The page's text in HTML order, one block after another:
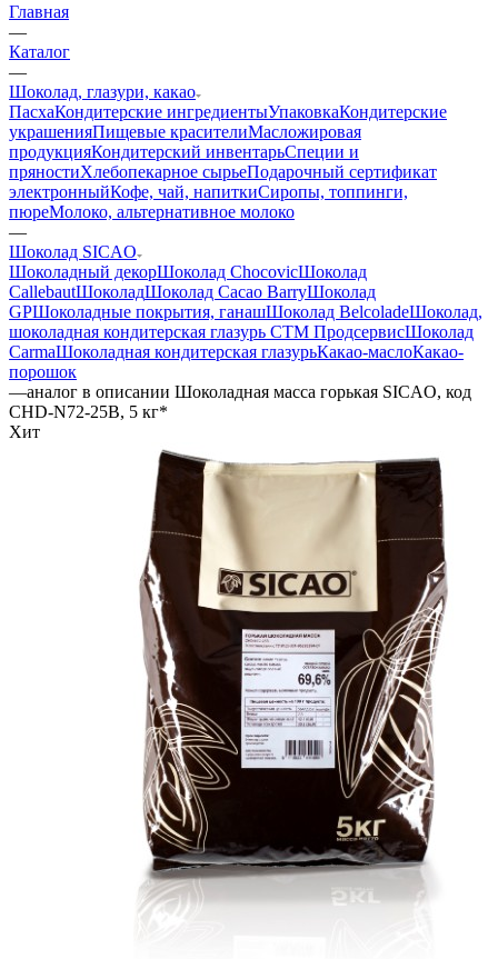
Главная
—
Каталог
—
Шоколад, глазури, какао
ПасхаКондитерские ингредиентыУпаковкаКондитерские
украшенияПищевые красителиМасложировая
продукцияКондитерский инвентарьСпеции и
пряностиХлебопекарное сырьеПодарочный сертификат
электронныйКофе, чай, напиткиСиропы, топпинги,
пюреМолоко, альтернативное молоко
—
Шоколад SICAO
Шоколадный декорШоколад ChocovicШоколад
CallebautШоколадШоколад Cacao BarryШоколад
GPШоколадные покрытия, ганашШоколад BelcoladeШоколад,
шоколадная кондитерская глазурь СТМ ПродсервисШоколад
CarmaШоколадная кондитерская глазурьКакао-маслоКакао-
порошок
—аналог в описании Шоколадная масса горькая SICAO, код
CHD-N72-25B, 5 кг*
Хит